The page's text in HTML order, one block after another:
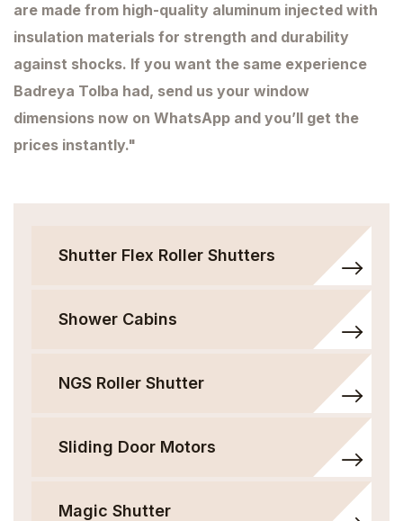
are made from high-quality aluminum injected with
insulation materials for strength and durability
against shocks. If you want the same experience
Badreya Tolba had, send us your window
dimensions now on WhatsApp and you’ll get the
prices instantly."
Shutter Flex Roller Shutters
Shower Cabins
NGS Roller Shutter
Sliding Door Motors
Magic Shutter